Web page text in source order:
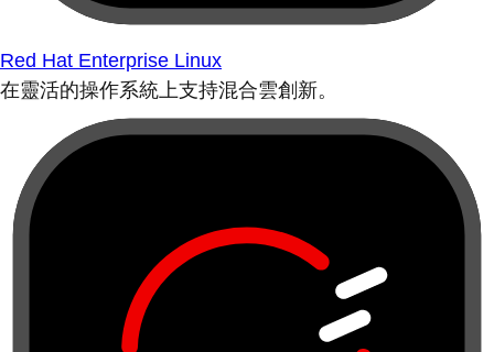
Red Hat Enterprise Linux
在靈活的操作系統上支持混合雲創新。